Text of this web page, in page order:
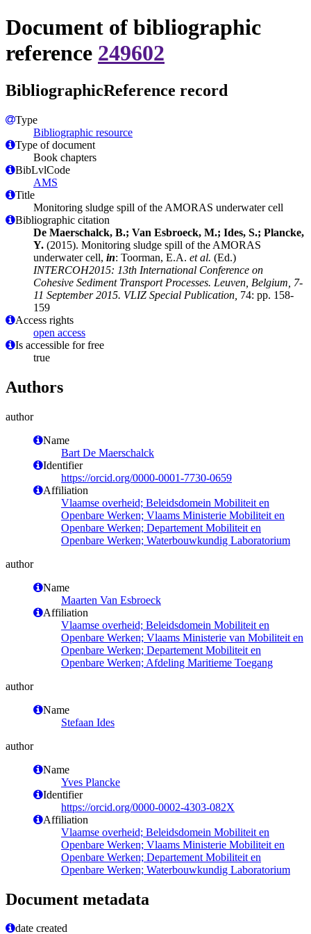
Document of bibliographic
reference 249602
BibliographicReference record
Type
Bibliographic resource
Type of document
Book chapters
BibLvlCode
AMS
Title
Monitoring sludge spill of the AMORAS underwater cell
Bibliographic citation
De Maerschalck, B.; Van Esbroeck, M.; Ides, S.; Plancke,
Y. (2015). Monitoring sludge spill of the AMORAS
underwater cell, in: Toorman, E.A. et al. (Ed.)
INTERCOH2015: 13th International Conference on
Cohesive Sediment Transport Processes. Leuven, Belgium, 7-
11 September 2015. VLIZ Special Publication, 74: pp. 158-
159
Access rights
open access
Is accessible for free
true
Authors
author
Name
Bart De Maerschalck
Identifier
https://orcid.org/0000-0001-7730-0659
Affiliation
Vlaamse overheid; Beleidsdomein Mobiliteit en
Openbare Werken; Vlaams Ministerie Mobiliteit en
Openbare Werken; Departement Mobiliteit en
Openbare Werken; Waterbouwkundig Laboratorium
author
Name
Maarten Van Esbroeck
Affiliation
Vlaamse overheid; Beleidsdomein Mobiliteit en
Openbare Werken; Vlaams Ministerie van Mobiliteit en
Openbare Werken; Departement Mobiliteit en
Openbare Werken; Afdeling Maritieme Toegang
author
Name
Stefaan Ides
author
Name
Yves Plancke
Identifier
https://orcid.org/0000-0002-4303-082X
Affiliation
Vlaamse overheid; Beleidsdomein Mobiliteit en
Openbare Werken; Vlaams Ministerie Mobiliteit en
Openbare Werken; Departement Mobiliteit en
Openbare Werken; Waterbouwkundig Laboratorium
Document metadata
date created